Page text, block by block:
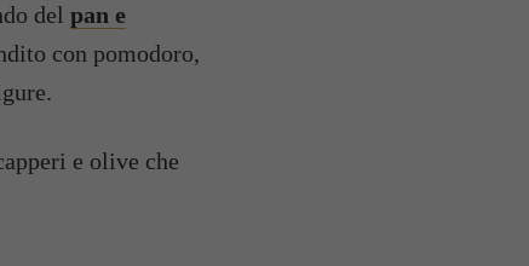
del pan e
con pomodoro,
e olive che